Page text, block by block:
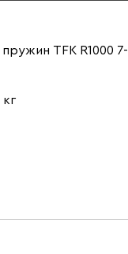
TFK R1000 7-
кг